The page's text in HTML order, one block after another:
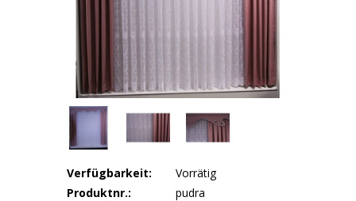
Verfügbarkeit:
Vorrätig
Produktnr.:
pudra